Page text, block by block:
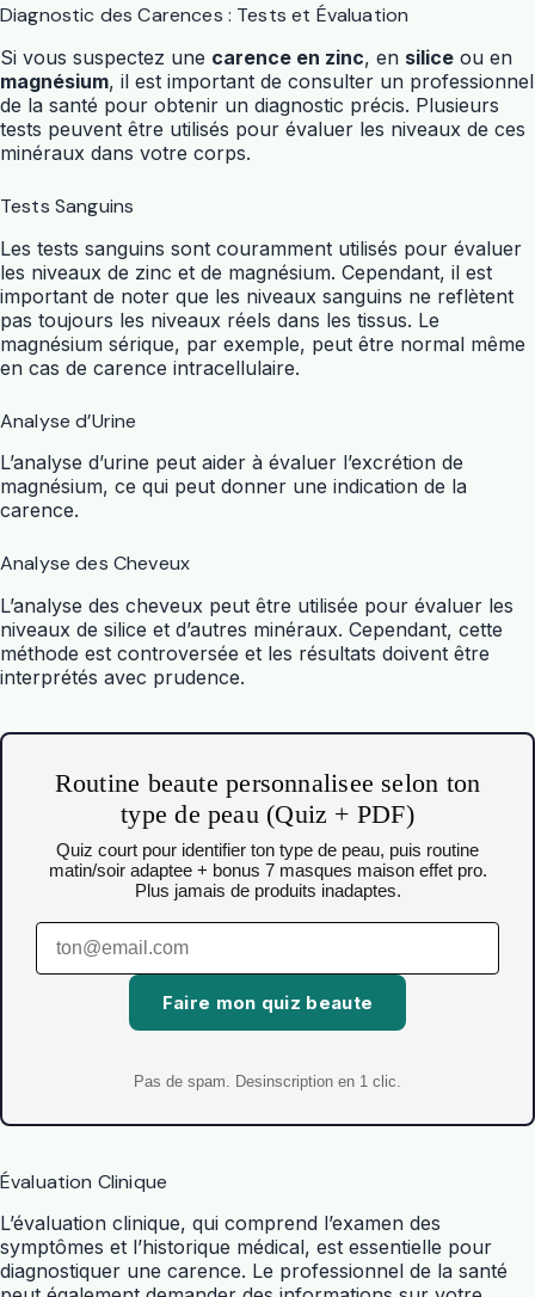
Diagnostic des Carences : Tests et Évaluation
Si vous suspectez une carence en zinc, en silice ou en
magnésium, il est important de consulter un professionnel
de la santé pour obtenir un diagnostic précis. Plusieurs
tests peuvent être utilisés pour évaluer les niveaux de ces
minéraux dans votre corps.
Tests Sanguins
Les tests sanguins sont couramment utilisés pour évaluer
les niveaux de zinc et de magnésium. Cependant, il est
important de noter que les niveaux sanguins ne reflètent
pas toujours les niveaux réels dans les tissus. Le
magnésium sérique, par exemple, peut être normal même
en cas de carence intracellulaire.
Analyse d’Urine
L’analyse d’urine peut aider à évaluer l’excrétion de
magnésium, ce qui peut donner une indication de la
carence.
Analyse des Cheveux
L’analyse des cheveux peut être utilisée pour évaluer les
niveaux de silice et d’autres minéraux. Cependant, cette
méthode est controversée et les résultats doivent être
interprétés avec prudence.
Routine beaute personnalisee selon ton
type de peau (Quiz + PDF)
Quiz court pour identifier ton type de peau, puis routine
matin/soir adaptee + bonus 7 masques maison effet pro.
Plus jamais de produits inadaptes.
Faire mon quiz beaute
Pas de spam. Desinscription en 1 clic.
Évaluation Clinique
L’évaluation clinique, qui comprend l’examen des
symptômes et l’historique médical, est essentielle pour
diagnostiquer une carence. Le professionnel de la santé